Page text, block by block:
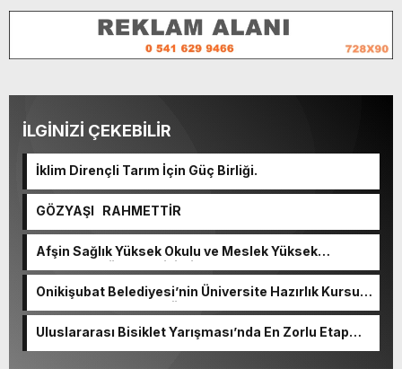
İLGİNİZİ ÇEKEBİLİR
İklim Dirençli Tarım İçin Güç Birliği.
GÖZYAŞI RAHMETTİR
Afşin Sağlık Yüksek Okulu ve Meslek Yüksek
Okulunda görev değişimi!
Onikişubat Belediyesi’nin Üniversite Hazırlık Kursu
başvurularında son gün 7 Ağustos.
Uluslararası Bisiklet Yarışması’nda En Zorlu Etap